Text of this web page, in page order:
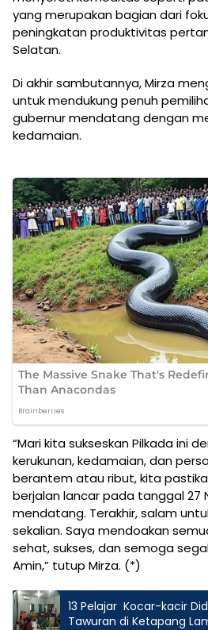
yang merupakan bagian dari
peningkatan produktivitas
Selatan.
Di akhir sambutannya, Mirza
untuk mendukung penuh
gubernur mendatang dengan
kedamaian.
“Mari kita sukseskan Pilkada ini
kerukunan, kedamaian, dan
berantem atau ribut, kita
berjalan lancar pada tanggal 27
mendatang. Terakhir, salam
sekalian. Saya mendoakan
sehat, sukses, dan semoga
Amin,” tutup Mirza. (*)
13 Pelajar Kocar-kacir
Tawuran di Ketapang